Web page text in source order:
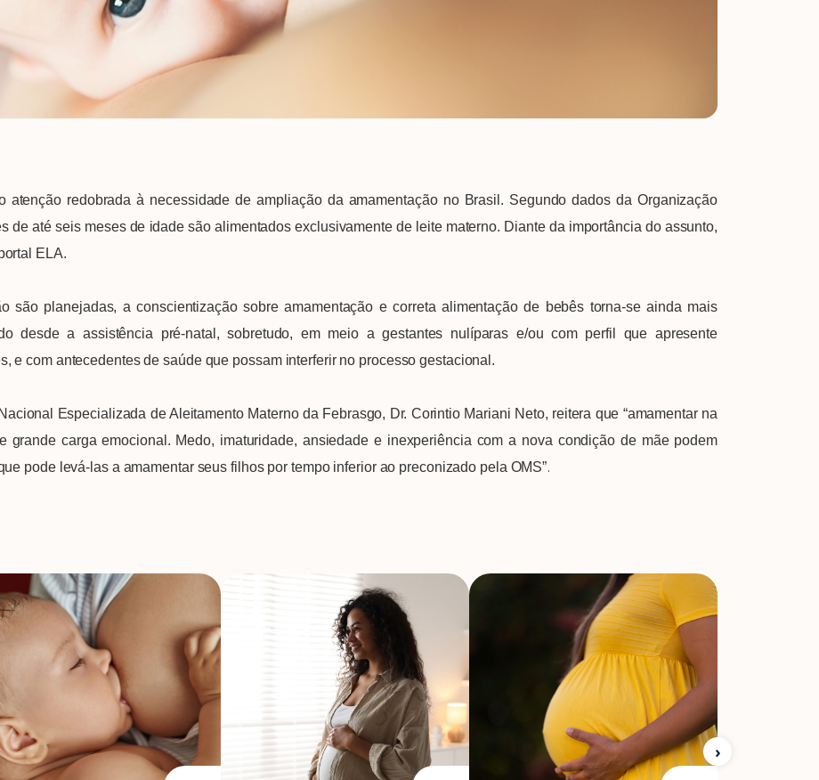
atenção redobrada à necessidade de ampliação da amamentação no Brasil. Segundo dados da Organização
de até seis meses de idade são alimentados exclusivamente de leite materno. Diante da importância do assunto,
ELA.
são planejadas, a conscientização sobre amamentação e correta alimentação de bebês torna-se ainda mais
desde a assistência pré-natal, sobretudo, em meio a gestantes nulíparas e/ou com perfil que apresente
e com antecedentes de saúde que possam interferir no processo gestacional.
Especializada de Aleitamento Materno da Febrasgo, Dr. Corintio Mariani Neto, reitera que “amamentar na
grande carga emocional. Medo, imaturidade, ansiedade e inexperiência com a nova condição de mãe podem
pode levá-las a amamentar seus filhos por tempo inferior ao preconizado pela OMS”.